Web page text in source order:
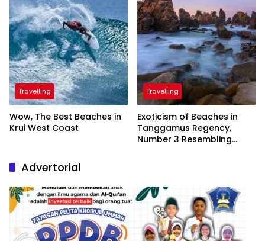
Travelling
Wow, The Best Beaches in
Krui West Coast
Travelling
Exoticism of Beaches in
Tanggamus Regency,
Number 3 Resembling
Advertorial